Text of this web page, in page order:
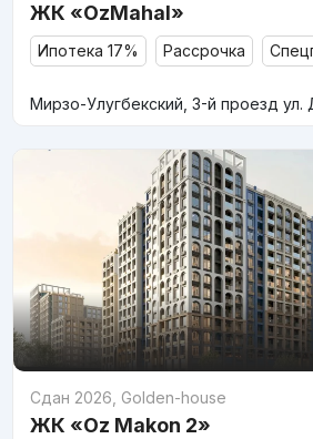
ЖК «OzMahal»
Ипотека 17% Рассрочка
Мирзо-Улугбекский, 3-й проезд ул.
Сдан 2026 Golden-house
ЖК «Oz Makon 2»